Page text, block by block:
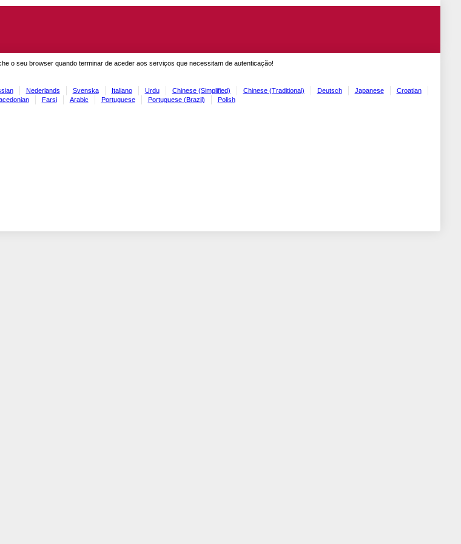
o seu browser quando terminar de aceder aos serviços que necessitam de autenticação!
Nederlands Svenska Italiano Urdu Chinese (Simplified) Chinese (Traditional) Deutsch Japanese
Croatian
Farsi Arabic Portuguese Portuguese (Brazil) Polish